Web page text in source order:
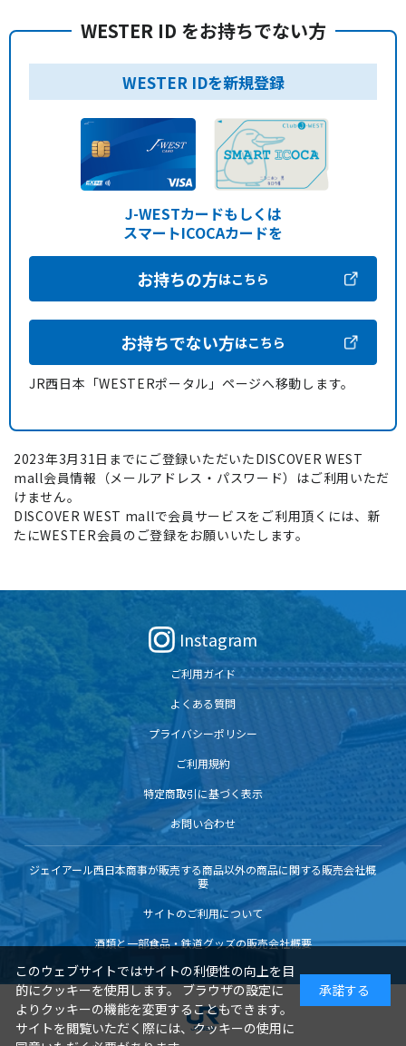
WESTER ID をお持ちでない方
WESTER IDを新規登録
J-WESTカードもしくは
スマートICOCAカードを
お持ちの方はこちら
お持ちでない方はこちら
JR西日本「WESTERポータル」ページへ移動します。
2023年3月31日までにご登録いただいたDISCOVER WEST
mall会員情報（メールアドレス・パスワード）はご利用いただ
けません。
DISCOVER WEST mallで会員サービスをご利用頂くには、新
たにWESTER会員のご登録をお願いいたします。
Instagram
ご利用ガイド
よくある質問
プライバシーポリシー
ご利用規約
特定商取引に基づく表示
お問い合わせ
ジェイアール西日本商事が販売する商品以外の商品に関する販売会社概
要
サイトのご利用について
酒類と一部食品・鉄道グッズの販売会社概要
このウェブサイトではサイトの利便性の向上を目
的にクッキーを使用します。 ブラウザの設定に
よりクッキーの機能を変更することもできます。
サイトを閲覧いただく際には、クッキーの使用に
承諾する